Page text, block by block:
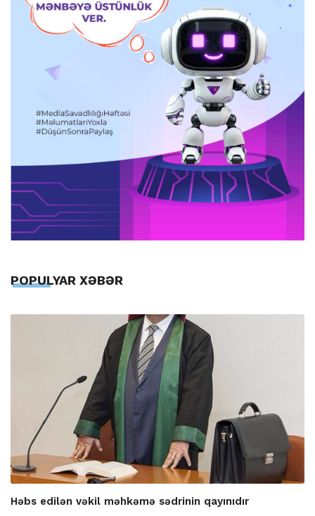
POPULYAR XƏBƏR
Həbs edilən vəkil məhkəmə sədrinin qayınıdır